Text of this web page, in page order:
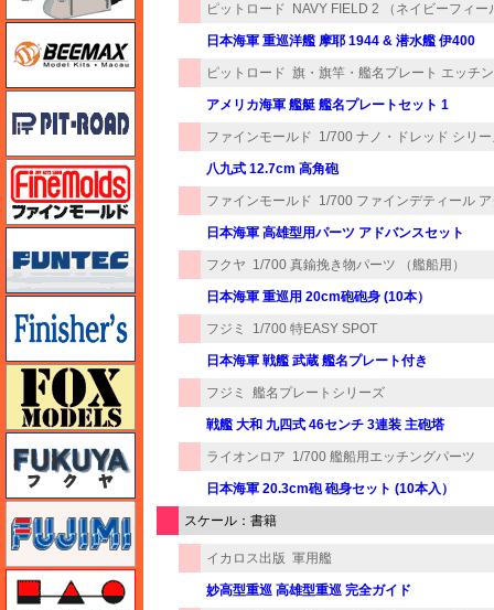
ピットロード NAVY FIELD 2 （ネイビーフィー
日本海軍 重巡洋艦 摩耶 1944 & 潜水艦 伊400
ピットロード 旗・旗竿・艦名プレート エッチ
アメリカ海軍 艦艇 艦名プレートセット 1
ファインモールド 1/700 ナノ・ドレッド シリ
八九式 12.7cm 高角砲
ファインモールド 1/700 ファインデティール
日本海軍 高雄型用パーツ アドバンスセット
フクヤ 1/700 真鍮挽き物パーツ （艦船用）
日本海軍 重巡用 20cm砲砲身 (10本）
フジミ 1/700 特EASY SPOT
日本海軍 戦艦 武蔵 艦名プレート付き
フジミ 艦名プレートシリーズ
戦艦 大和 九四式 46センチ 3連装 主砲塔
ライオンロア 1/700 艦船用エッチングパーツ
日本海軍 20.3cm砲 砲身セット (10本入）
スケール：書籍
イカロス出版 軍用艦
妙高型重巡 高雄型重巡 完全ガイド
ピットロード
ファインモールド
funtec（ファンテック）
フィニッシャーズ
フジミ